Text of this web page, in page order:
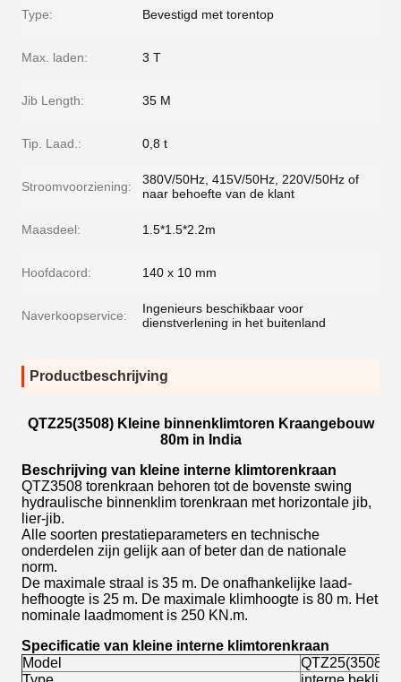
Type: Bevestigd met torentop
Max. laden: 3 T
Jib Length: 35 M
Tip. Laad.: 0,8 t
Stroomvoorziening:
380V/50Hz, 415V/50Hz, 220V/50Hz of
naar behoefte van de klant
Maasdeel: 1.5*1.5*2.2m
Hoofdacord: 140 x 10 mm
Naverkoopservice:
Ingenieurs beschikbaar voor
dienstverlening in het buitenland
Productbeschrijving
QTZ25(3508) Kleine binnenklimtoren Kraangebouw
80m in India
Beschrijving van kleine interne klimtorenkraan
QTZ3508 torenkraan behoren tot de bovenste swing
hydraulische binnenklim torenkraan met horizontale jib,
lier-jib.
Alle soorten prestatieparameters en technische
onderdelen zijn gelijk aan of beter dan de nationale
norm.
De maximale straal is 35 m. De onafhankelijke laad-
hefhoogte is 25 m. De maximale klimhoogte is 80 m. Het
nominale laadmoment is 250 KN.m.
Specificatie van kleine interne klimtorenkraan
Model
QTZ25(3508)